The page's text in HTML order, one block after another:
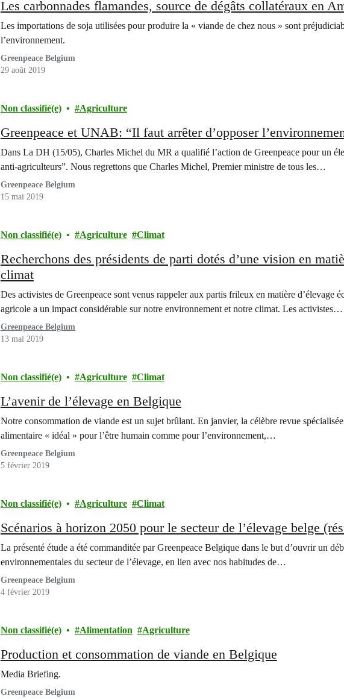
Les carbonnades flamandes, source de dégâts collatéraux en
Les importations de soja utilisées pour produire la « viande de chez nous » sont
l’environnement.
Greenpeace Belgium
29 août 2019
Non classifié(e) Agriculture
Greenpeace et UNAB: “Il faut arrêter d’opposer
Dans La DH (15/05), Charles Michel du MR a qualifié l’action de Greenpeace pour un
anti-agriculteurs”. Nous regrettons que Charles Michel, Premier ministre de tous les…
Greenpeace Belgium
15 mai 2019
Non classifié(e) Agriculture Climat
Recherchons des présidents de parti dotés d’une vision en
climat
Des activistes de Greenpeace sont venus rappeler aux partis frileux en matière d’élevage
agricole a un impact considérable sur notre environnement et notre climat. Les activistes…
Greenpeace Belgium
13 mai 2019
Non classifié(e) Agriculture Climat
L’avenir de l’élevage en Belgique
Notre consommation de viande est un sujet brûlant. En janvier, la célèbre revue
alimentaire « idéal » pour l’être humain comme pour l’environnement,…
Greenpeace Belgium
5 février 2019
Non classifié(e) Agriculture Climat
Scénarios à horizon 2050 pour le secteur de l’élevage belge
La présenté étude a été commanditée par Greenpeace Belgique dans le but d’ouvrir un
environnementales du secteur de l’élevage, en lien avec nos habitudes de…
Greenpeace Belgium
4 février 2019
Non classifié(e) Alimentation Agriculture
Production et consommation de viande en Belgique
Media Briefing.
Greenpeace Belgium